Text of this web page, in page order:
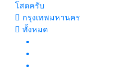
โสดครับ
กรุงเทพมหานคร
ทั้งหมด